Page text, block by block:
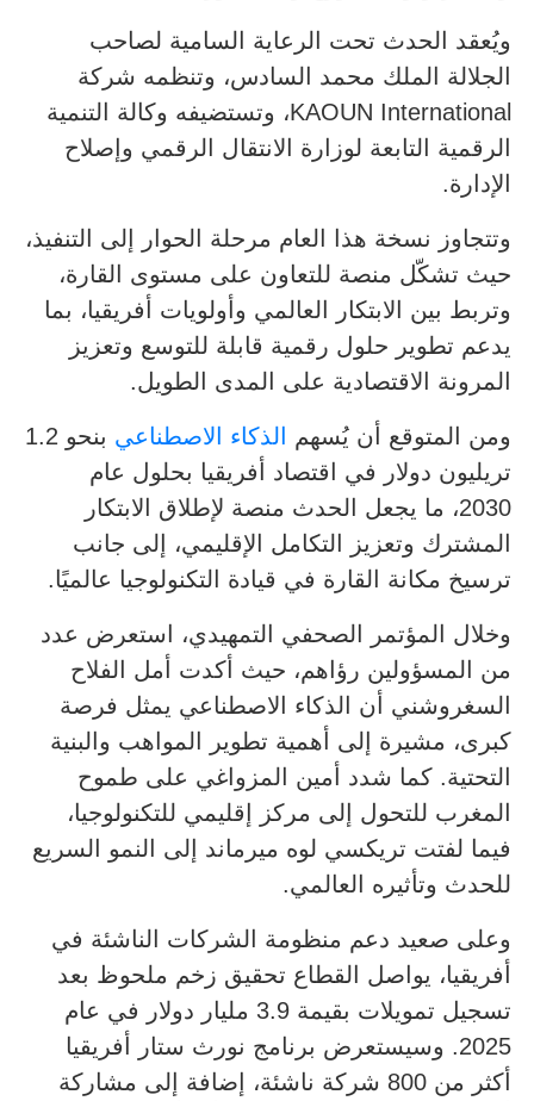
ويُعقد الحدث تحت الرعاية السامية لصاحب
الجلالة الملك محمد السادس، وتنظمه شركة
KAOUN International، وتستضيفه وكالة التنمية
الرقمية التابعة لوزارة الانتقال الرقمي وإصلاح
الإدارة.
وتتجاوز نسخة هذا العام مرحلة الحوار إلى التنفيذ،
حيث تشكّل منصة للتعاون على مستوى القارة،
وتربط بين الابتكار العالمي وأولويات أفريقيا، بما
يدعم تطوير حلول رقمية قابلة للتوسع وتعزيز
المرونة الاقتصادية على المدى الطويل.
ومن المتوقع أن يُسهم الذكاء الاصطناعي
بنحو 1.2
تريليون دولار في اقتصاد أفريقيا بحلول عام
2030، ما يجعل الحدث منصة لإطلاق الابتكار
المشترك وتعزيز التكامل الإقليمي، إلى جانب
ترسيخ مكانة القارة في قيادة التكنولوجيا عالميًا.
وخلال المؤتمر الصحفي التمهيدي، استعرض عدد
من المسؤولين رؤاهم، حيث أكدت أمل الفلاح
السغروشني أن الذكاء الاصطناعي يمثل فرصة
كبرى، مشيرة إلى أهمية تطوير المواهب والبنية
التحتية. كما شدد أمين المزواغي على طموح
المغرب للتحول إلى مركز إقليمي للتكنولوجيا،
فيما لفتت تريكسي لوه ميرماند إلى النمو السريع
للحدث وتأثيره العالمي.
وعلى صعيد دعم منظومة الشركات الناشئة في
أفريقيا، يواصل القطاع تحقيق زخم ملحوظ بعد
تسجيل تمويلات بقيمة 3.9 مليار دولار في عام
2025. وسيستعرض برنامج نورث ستار أفريقيا
أكثر من 800 شركة ناشئة، إضافة إلى مشاركة